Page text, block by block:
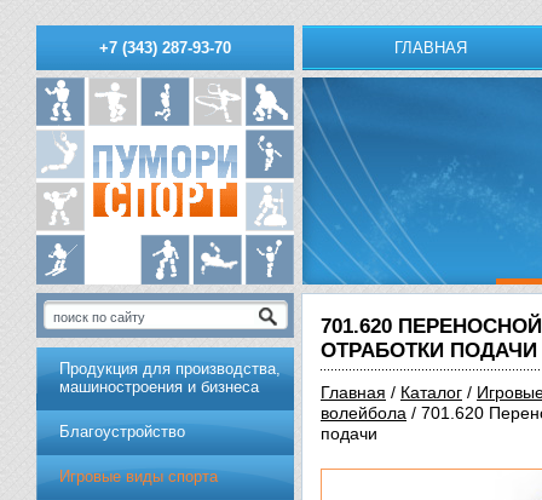
+7 (343) 287-93-70 ГЛАВНАЯ
701.620
ОТРАБОТКИ ПОДАЧИ
Главная / Каталог /
волейбола / 701.620
подачи
Продукция для производства,
машиностроения и бизнеса
Благоустройство
Игровые виды спорта